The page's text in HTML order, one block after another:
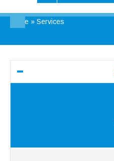
Home » Services